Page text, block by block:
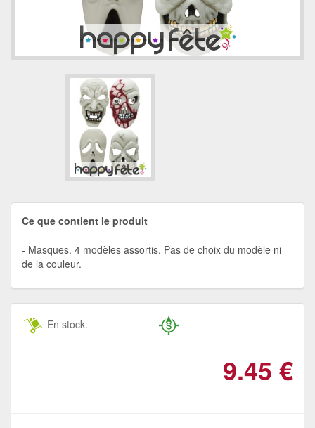
Ce que contient le produit
Masques. 4 modèles assortis. Pas de choix du modèle ni
de la couleur.
En stock.
9.45 €